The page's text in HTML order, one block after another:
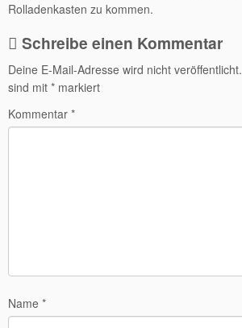
Rolladenkasten zu kommen.
Schreibe einen Kommentar
Deine E-Mail-Adresse wird nicht veröffentlicht.
sind mit * markiert
Kommentar *
Name *